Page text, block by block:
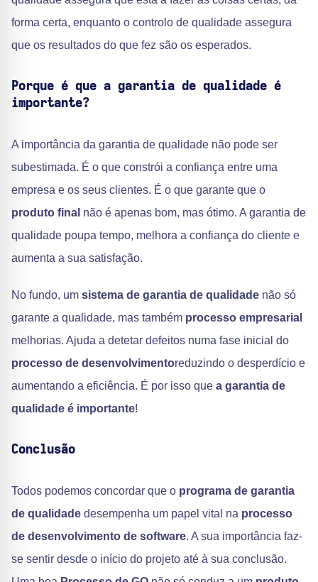
forma certa, enquanto o controlo de qualidade assegura
que os resultados do que fez são os esperados.
Porque é que a garantia de qualidade é
importante?
A importância da garantia de qualidade não pode ser
subestimada. É o que constrói a confiança entre uma
empresa e os seus clientes. É o que garante que o
produto final não é apenas bom, mas ótimo. A garantia de
qualidade poupa tempo, melhora a confiança do cliente e
aumenta a sua satisfação.
No fundo, um sistema de garantia de qualidade não só
garante a qualidade, mas também processo empresarial
melhorias. Ajuda a detetar defeitos numa fase inicial do
processo de desenvolvimentoreduzindo o desperdício e
aumentando a eficiência. É por isso que a garantia de
qualidade é importante!
Conclusão
Todos podemos concordar que o programa de garantia
de qualidade desempenha um papel vital na processo
de desenvolvimento de software. A sua importância faz-
se sentir desde o início do projeto até à sua conclusão.